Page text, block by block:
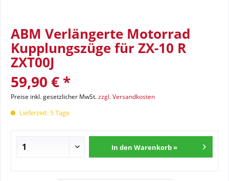
ABM Verlängerte Motorrad
Kupplungszüge für ZX-10 R
ZXT00J
59,90 € *
Preise inkl. gesetzlicher MwSt.zzgl. Versandkosten
Lieferzeit: 5 Tage
In den Warenkorb »